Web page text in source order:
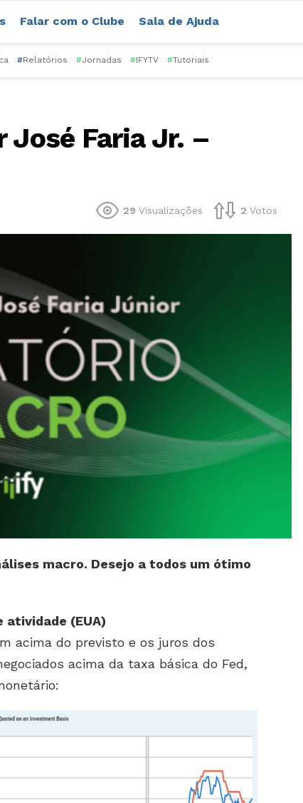
Falar com o Clube Sala de Ajuda
#Relatórios #Jornadas #IFYTV #Tutoriais
José Faria Jr. –
29 Visualizações 2 Votos
macro. Desejo a todos um ótimo
atividade (EUA)
acima do previsto e os juros dos
acima da taxa básica do Fed,